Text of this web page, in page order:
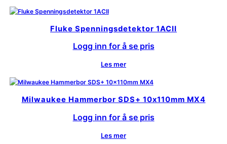
Fluke Spenningsdetektor 1ACII
Logg inn for å se pris
Les mer
Milwaukee Hammerbor SDS+ 10x110mm MX4
Logg inn for å se pris
Les mer